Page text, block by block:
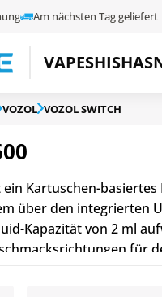
Am nächsten Tag geliefert
VAPESHISHA
VOZOL VOZOL SWITCH
Kartuschen-
über den integrierten
Kapazität von 2 ml
für